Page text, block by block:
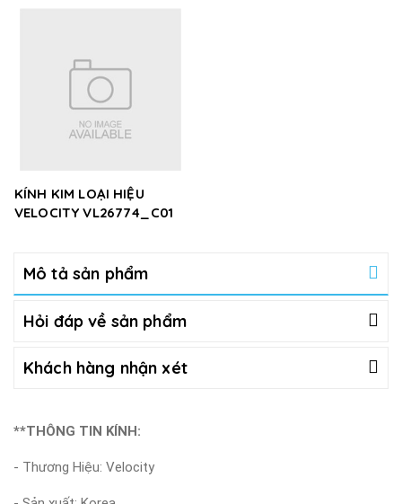
KÍNH KIM LOẠI HIỆU
VELOCITY VL26774_C01
Mô tả sản phẩm
Hỏi đáp về sản phẩm
Khách hàng nhận xét
**THÔNG TIN KÍNH:
- Thương Hiệu: Velocity